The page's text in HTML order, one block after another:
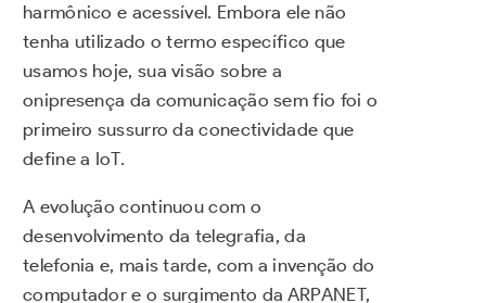
harmônico e acessível. Embora ele não
tenha utilizado o termo específico que
usamos hoje, sua visão sobre a
onipresença da comunicação sem fio foi o
primeiro sussurro da conectividade que
define a IoT.
A evolução continuou com o
desenvolvimento da telegrafia, da
telefonia e, mais tarde, com a invenção do
computador e o surgimento da ARPANET,